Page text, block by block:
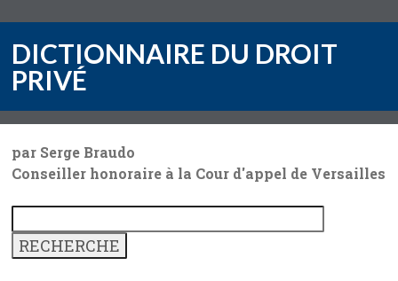
DICTIONNAIRE DU DROIT
PRIVÉ
par Serge Braudo
Conseiller honoraire à la Cour d'appel de Versailles